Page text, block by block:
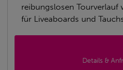
reibungslosen Tourverlauf
für Liveaboards und
Details &